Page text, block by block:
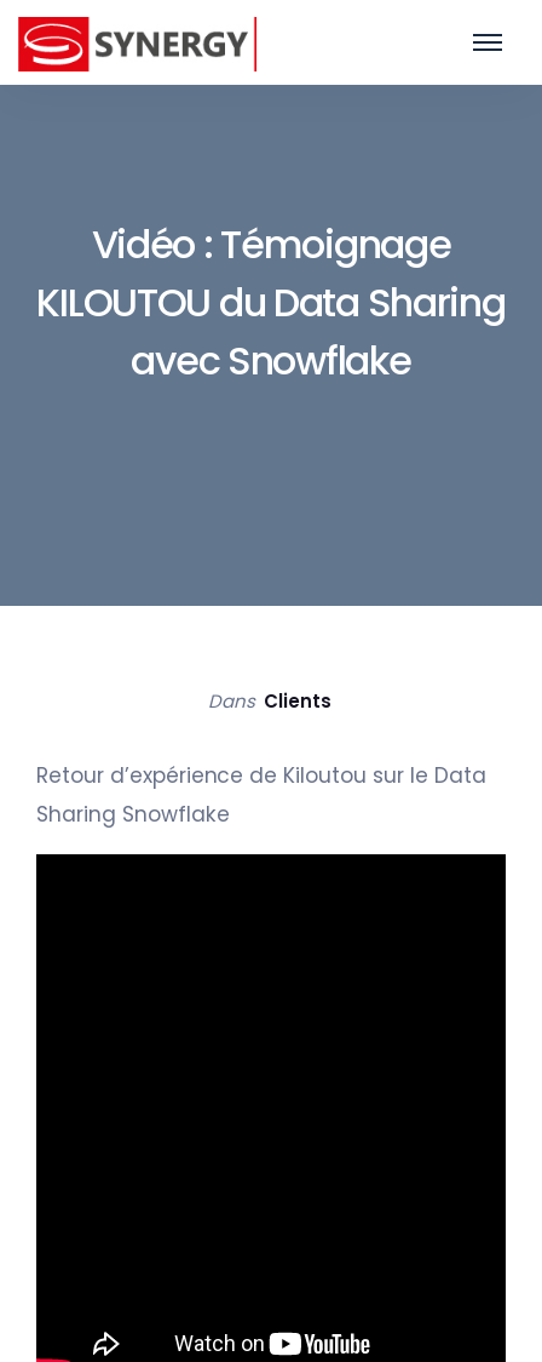
Vidéo : Témoignage
KILOUTOU du Data Sharing
avec Snowflake
Dans Clients
Retour d’expérience de Kiloutou sur le Data
Sharing Snowflake